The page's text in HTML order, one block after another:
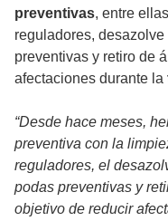
preventivas, entre
reguladores,
preventivas y retiro de
afectaciones durante la
“Desde hace meses,
preventiva con la
reguladores, el
podas preventivas y
objetivo de reducir